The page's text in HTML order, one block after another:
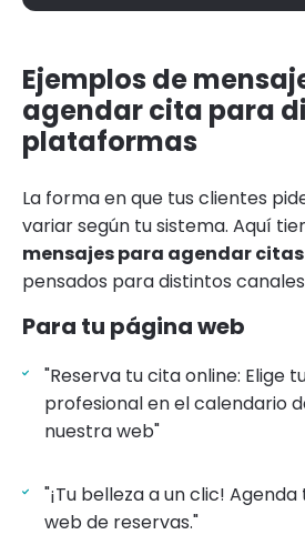
Ejemplos de
agendar cita para
plataformas
La forma en que tus clientes
variar según tu sistema. Aquí
mensajes para agendar
pensados para distintos
Para tu página web
"Reserva tu cita online: Elige
profesional en el calendario
nuestra web"
"¡Tu belleza a un clic!
web de reservas."